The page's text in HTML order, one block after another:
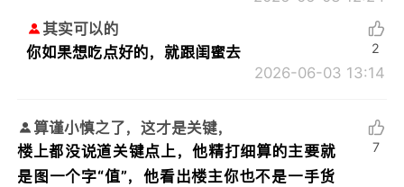
其实可以的
你如果想吃点好的，就跟闺蜜去
2026-06-03 13:14
2
算谨小慎之了，这才是关键，
楼上都没说道关键点上，他精打细算的主要就
是图一个字“值”，他看出楼主你也不是一手货
7